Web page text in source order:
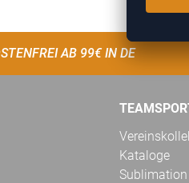
AB 99€ IN DE
Kataloge
Sublimation